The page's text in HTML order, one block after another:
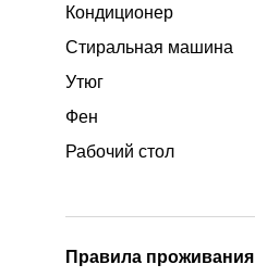
Кондиционер
Стиральная машина
Утюг
Фен
Рабочий стол
Правила проживания